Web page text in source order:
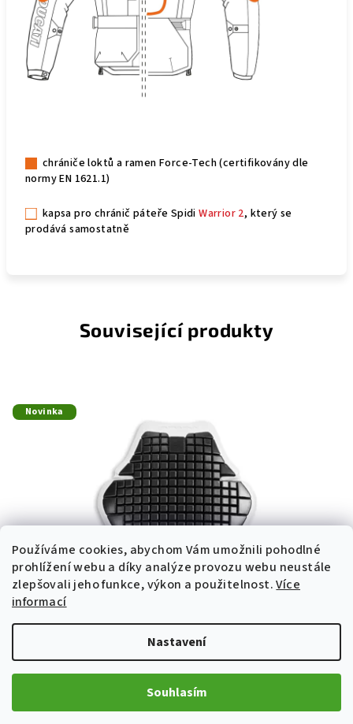
Používáme cookies, abychom Vám umožnili pohodlné
prohlížení webu a díky analýze provozu webu neustále
zlepšovali jeho funkce, výkon a použitelnost.Více
informací
Nastavení
Souhlasím
chrániče loktů a ramen Force-Tech (certifikovány dle
normy EN 1621.1)
kapsa pro chránič páteře SpidiWarrior 2, který se
prodává samostatně
Související produkty
Novinka
Chránič páteře Ducati Warrior 2
1 521 Kč